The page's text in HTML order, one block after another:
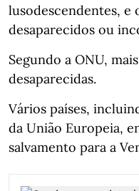
lusodescendentes, e
desaparecidos ou
Segundo a ONU,
desaparecidas.
Vários países,
da União Europeia,
salvamento para a